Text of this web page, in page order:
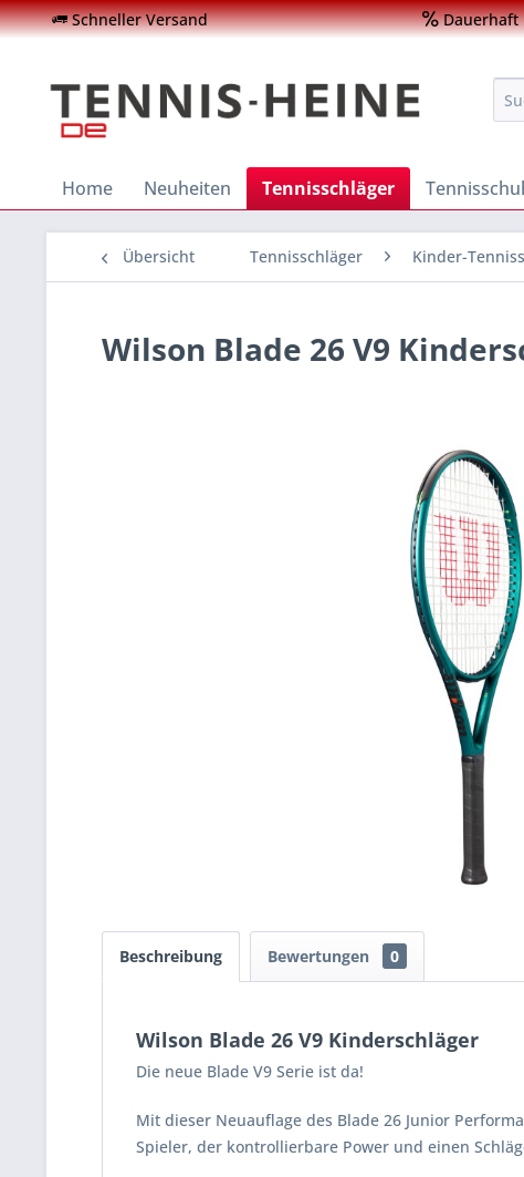
Schneller Versand Dauerhaft
Home Neuheiten Tennisschläger
Übersicht Tennisschläger Kinder-
Wilson Blade 26 V9
Beschreibung Bewertungen 0
Wilson Blade 26 V9 Kinderschläger
Die neue Blade V9 Serie ist da!
Mit dieser Neuauflage des Blade 26 Junior
Spieler, der kontrollierbare Power und einen